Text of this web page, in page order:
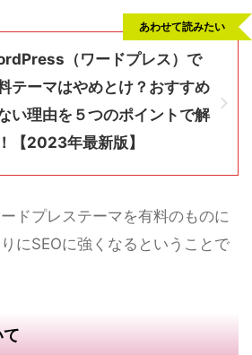
（ワードプレス）で
テーマはやめとけ？おすすめ
い理由を５つのポイントで解
【2023年最新版】
あわせて読みたい
ドプレステーマを有料のものに
にSEOに強くなるということで